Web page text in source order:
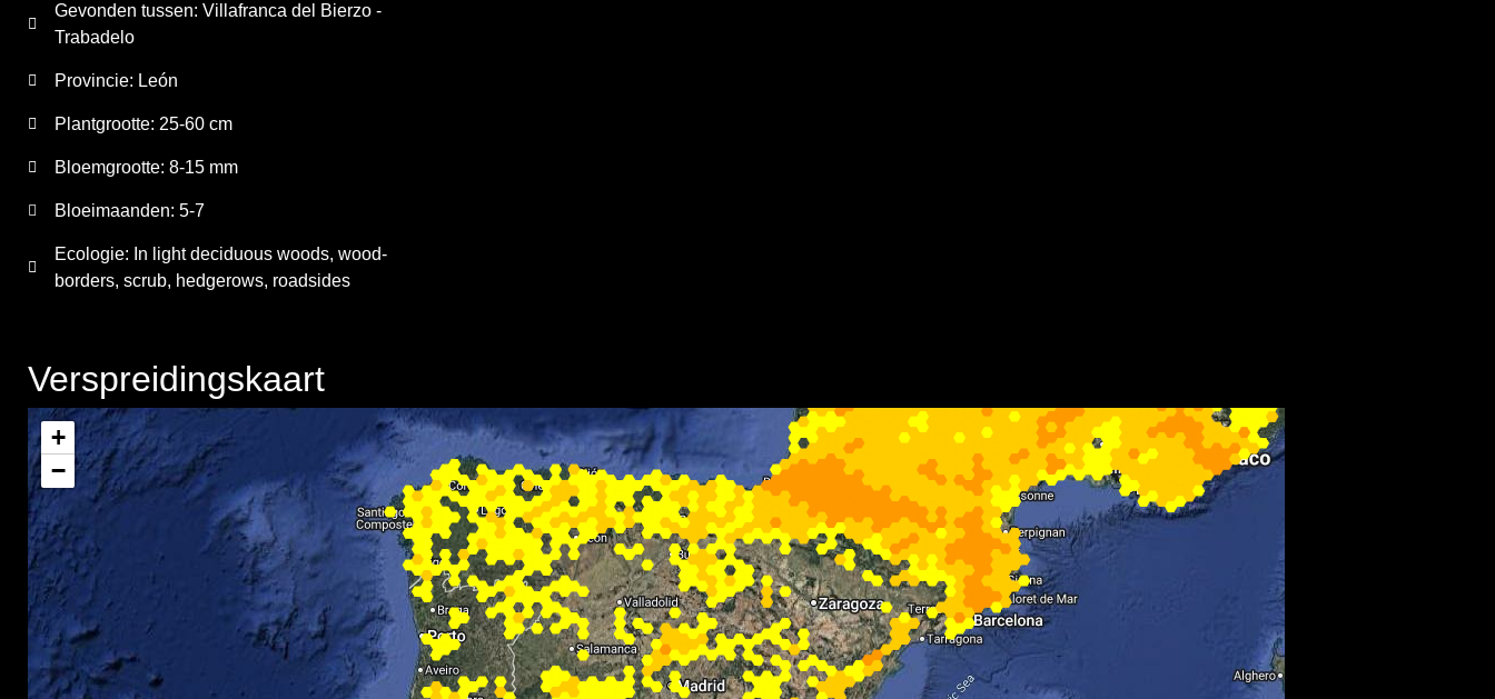
Gevonden tussen: Villafranca del Bierzo -
Trabadelo
Provincie: León
Plantgrootte: 25-60 cm
Bloemgrootte: 8-15 mm
Bloeimaanden: 5-7
Ecologie: In light deciduous woods, wood-
borders, scrub, hedgerows, roadsides
Verspreidingskaart
+
−